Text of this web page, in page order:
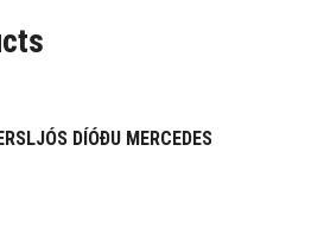
DÍÓÐU MERCEDES